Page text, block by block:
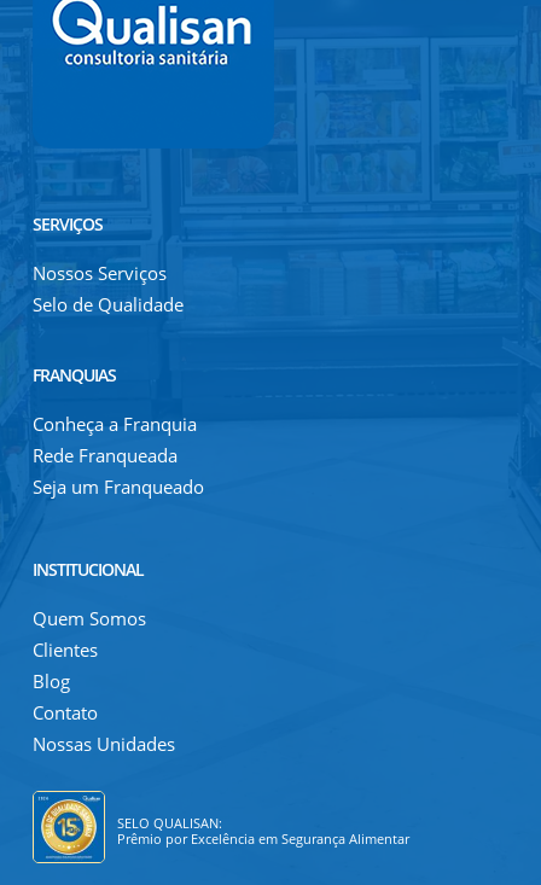
SERVIÇOS
Nossos Serviços
Selo de Qualidade
FRANQUIAS
Conheça a Franquia
Rede Franqueada
Seja um Franqueado
INSTITUCIONAL
Quem Somos
Clientes
Blog
Contato
Nossas Unidades
SELO QUALISAN:
Prêmio por Excelência em Segurança Alimentar